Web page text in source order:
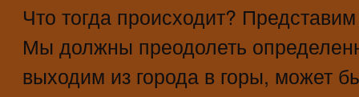
Что тогда происходит?
Мы должны преодолеть
выходим из города в горы, может